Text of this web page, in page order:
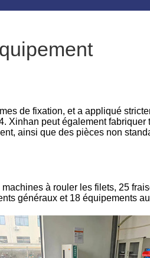
de fixation, et a appliqué
Xinhan peut également
ainsi que des pièces non
à rouler les filets, 25
généraux et 18 équipements